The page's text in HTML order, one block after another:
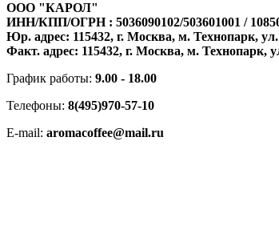
ООО "КАРОЛ"
ИНН/КПП/ОГРН : 5036090102/503601001 /
Юр. адрес: 115432, г. Москва, м. Технопарк,
Факт. адрес: 115432, г. Москва, м. Технопарк,
График работы: 9.00 - 18.00
Телефоны: 8(495)970-57-10
E-mail: aromacoffee@mail.ru